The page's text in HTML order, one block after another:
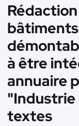
à être
annuaire
"Industrie
textes